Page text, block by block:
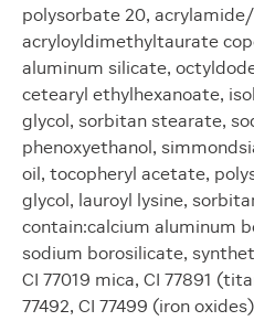
polysorbate 20,
acryloyldimethyltaurate
aluminum silicate,
cetearyl ethylhexanoate,
glycol, sorbitan stearate,
phenoxyethanol,
oil, tocopheryl acetate,
glycol, lauroyl lysine,
contain:calcium aluminum
sodium borosilicate,
CI 77019 mica, CI 77891
77492, CI 77499 (iron